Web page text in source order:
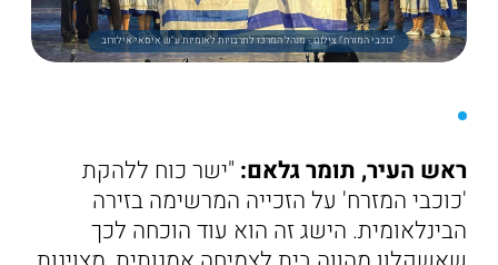
'כוכבי המזרח'! צילום - מנהל המרכז לתרבויות לאומיות ע"ש איסאי אילזרוב
ראש העיר, תומר גלאם: "ישר כוח ללהקת
'כוכבי המזרח' על הזכייה המרשימה בזירה
הבינלאומית. הישג זה הוא עוד הוכחה לכך